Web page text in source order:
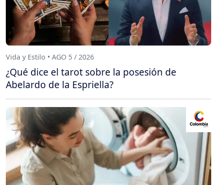
Vida y Estilo • AGO 5 / 2026
¿Qué dice el tarot sobre la posesión de
Abelardo de la Espriella?